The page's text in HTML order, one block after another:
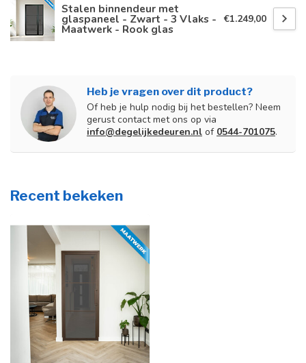
Stalen binnendeur met
glaspaneel - Zwart - 3 Vlaks -
Maatwerk - Rook glas
€1.249,00
Heb je vragen over dit product?
Of heb je hulp nodig bij het bestellen? Neem
gerust contact met ons op via
info@degelijkedeuren.nl of 0544-701075.
Recent bekeken